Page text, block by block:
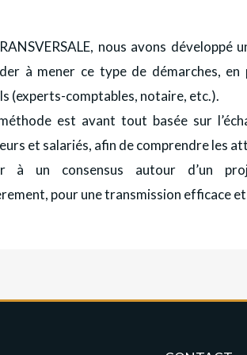
nous avons
à mener ce type de démarches,
(experts-comptables, notaire, etc.).
est avant tout basée sur
et salariés, afin de comprendre les
à un consensus autour d’un
pour une transmission efficace